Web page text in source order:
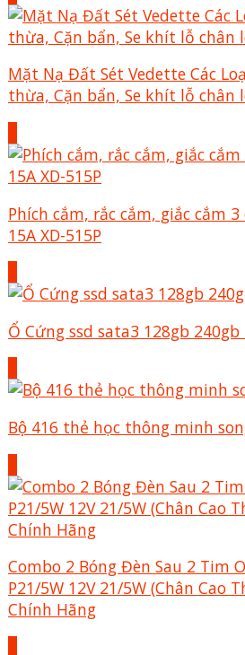
Mặt Nạ Đất Sét Vedette Các
thừa, Cặn bẩn, Se khít lỗ chân
Phích cắm, rắc cắm, giắc cắm
15A XD-515P
Ổ Cứng ssd sata3 128gb 240gb
Bộ 416 thẻ học thông minh
Combo 2 Bóng Đèn Sau 2 Tim
P21/5W 12V 21/5W (Chân Cao
Chính Hãng